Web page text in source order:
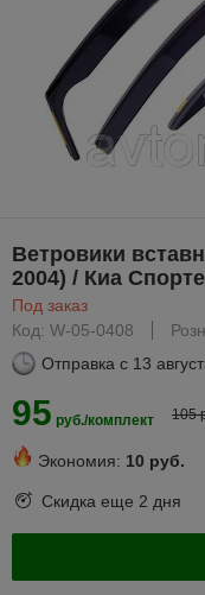
Ветровики
2004) / Киа
Под заказ
Код: W-05-0408
Отправка с 13
95 руб./комплект 105
Экономия: 10 руб.
Скидка еще 2 дня